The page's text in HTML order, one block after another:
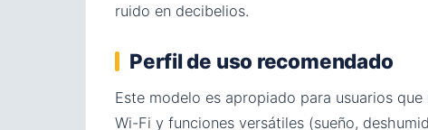
ruido en decibelios.
Perfil de uso recomendado
Este modelo es apropiado para usuarios
Wi-Fi y funciones versátiles (sueño,